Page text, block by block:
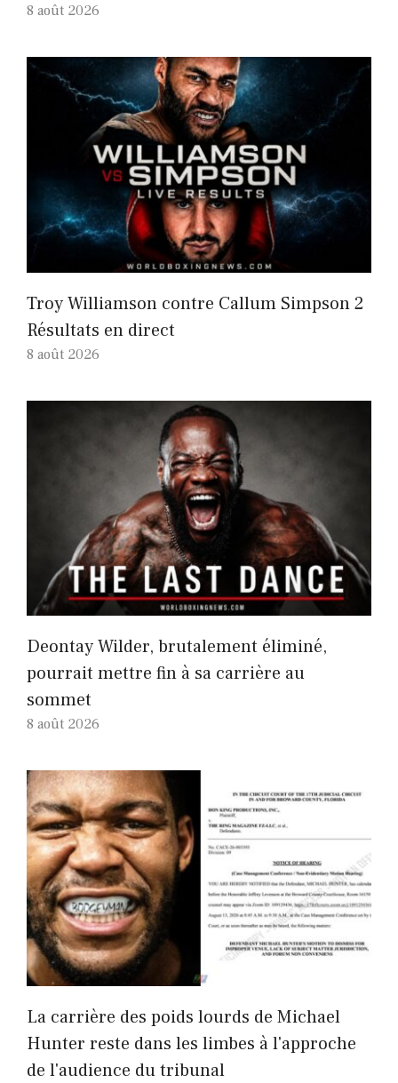
8 août 2026
Troy Williamson contre Callum Simpson 2
Résultats en direct
8 août 2026
Deontay Wilder, brutalement éliminé,
pourrait mettre fin à sa carrière au
sommet
8 août 2026
La carrière des poids lourds de Michael
Hunter reste dans les limbes à l'approche
de l'audience du tribunal